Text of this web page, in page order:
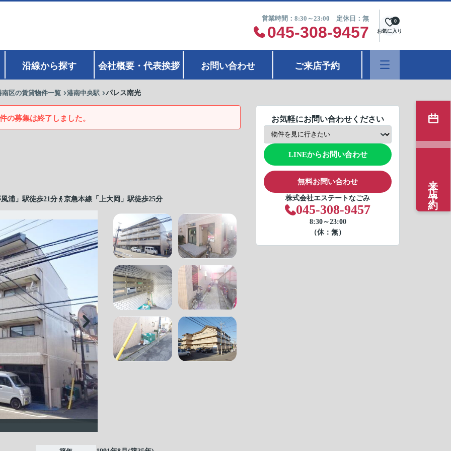
営業時間：8:30～23:00 定休日：無
045-308-9457 お気に入り
0
沿線から探す 会社概要・代表挨拶 お問い合わせ ご来店予約
南区の賃貸物件一覧 港南中央駅 パレス南光
の募集は終了しました。
浦」駅徒歩21分 京急本線「上大岡」駅徒歩25分
お気軽にお問い合わせください
LINEからお問い合わせ
無料お問い合わせ
株式会社エステートなごみ
045-308-9457
8:30～23:00
（休：無）
来店予約